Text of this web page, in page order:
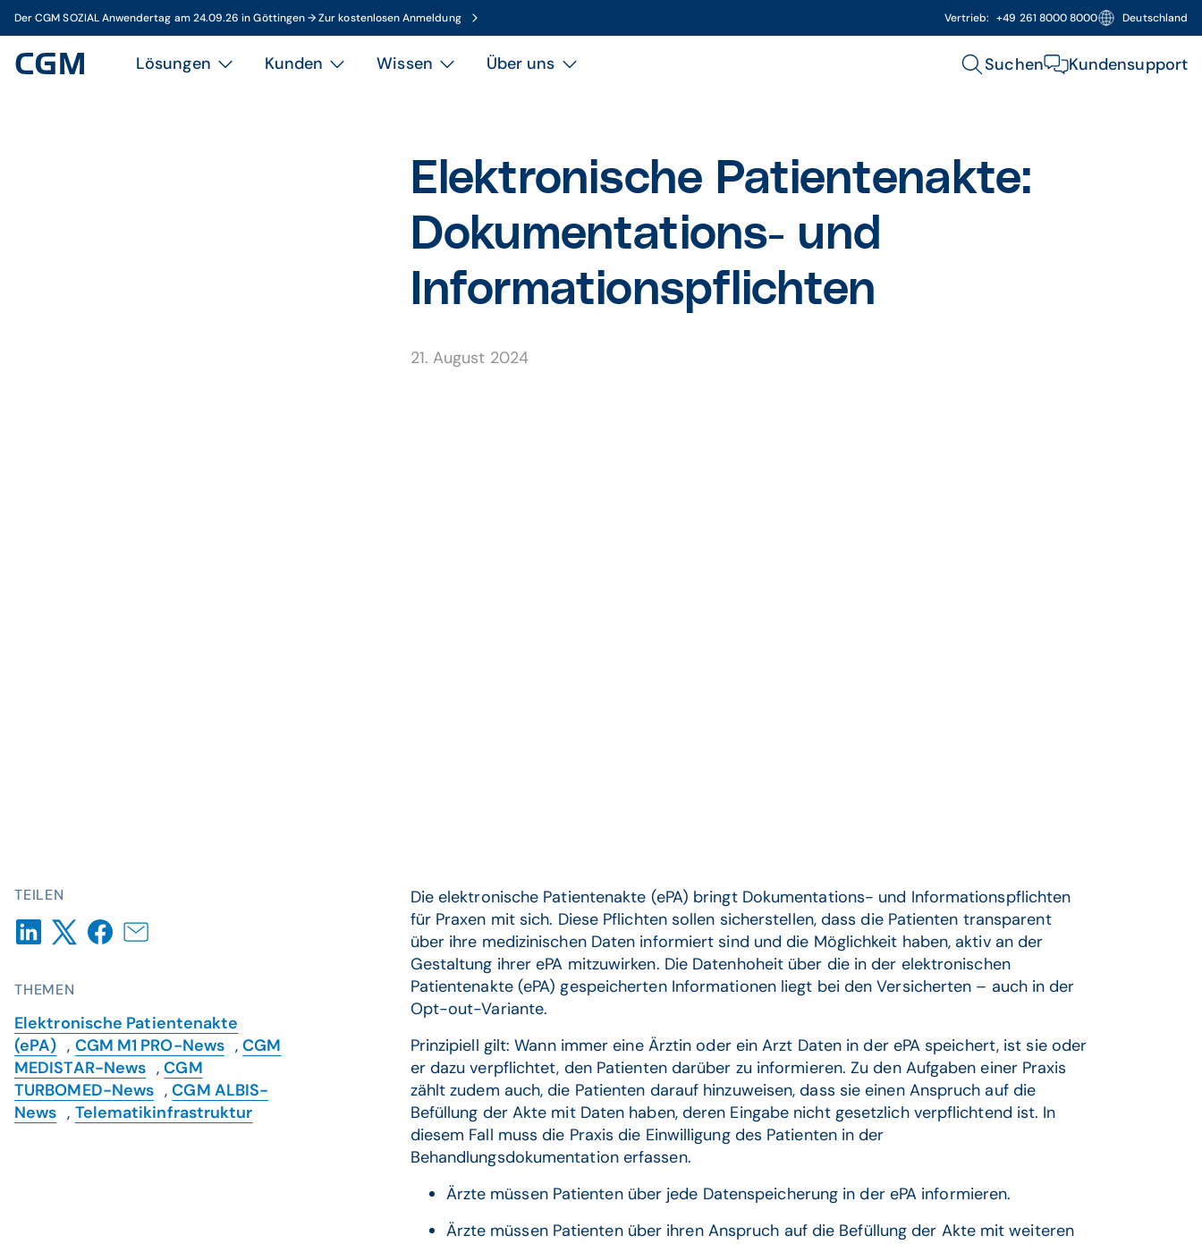
Der CGM SOZIAL Anwendertag am 24.09.26 in Göttingen → Zur kostenlosen Anmeldung Vertrieb: +49 261 8000 8000 Deutschland
Lösungen Kunden Wissen Über uns Suchen Kundensupport
Elektronische Patientenakte:
Dokumentations- und
Informationspflichten
21. August 2024
TEILEN
THEMEN
Elektronische Patientenakte
(ePA) , CGM M1 PRO-News ,CGM
MEDISTAR-News ,CGM
TURBOMED-News ,CGM ALBIS-
News , Telematikinfrastruktur
Die elektronische Patientenakte (ePA) bringt Dokumentations- und Informationspflichten
für Praxen mit sich. Diese Pflichten sollen sicherstellen, dass die Patienten transparent
über ihre medizinischen Daten informiert sind und die Möglichkeit haben, aktiv an der
Gestaltung ihrer ePA mitzuwirken. Die Datenhoheit über die in der elektronischen
Patientenakte (ePA) gespeicherten Informationen liegt bei den Versicherten – auch in der
Opt-out-Variante.
Prinzipiell gilt: Wann immer eine Ärztin oder ein Arzt Daten in der ePA speichert, ist sie oder
er dazu verpflichtet, den Patienten darüber zu informieren. Zu den Aufgaben einer Praxis
zählt zudem auch, die Patienten darauf hinzuweisen, dass sie einen Anspruch auf die
Befüllung der Akte mit Daten haben, deren Eingabe nicht gesetzlich verpflichtend ist. In
diesem Fall muss die Praxis die Einwilligung des Patienten in der
Behandlungsdokumentation erfassen.
Ärzte müssen Patienten über jede Datenspeicherung in der ePA informieren.
Ärzte müssen Patienten über ihren Anspruch auf die Befüllung der Akte mit weiteren